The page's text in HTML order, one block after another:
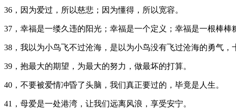
36，因为爱过，所以慈悲；因为懂得，所以宽容。
37，幸福是一缕久违的阳光；幸福是一个定义；幸福是一根棒
38，我以为小鸟飞不过沧海，是以为小鸟没有飞过沧海的勇气
39，抱最大的期望，为最大的努力，做最坏的打算。
40，不要被爱情冲昏了头脑，我们真正要过的，毕竟是人生。
41，母爱是一处港湾，让我们远离风浪，享受安宁。